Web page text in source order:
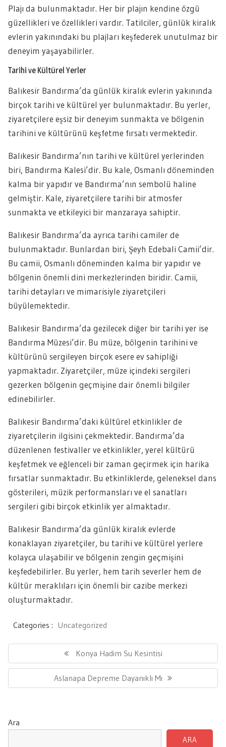
Plajı da bulunmaktadır. Her bir plajın kendine özgü
güzellikleri ve özellikleri vardır. Tatilciler, günlük kiralık
evlerin yakınındaki bu plajları keşfederek unutulmaz bir
deneyim yaşayabilirler.
Tarihi ve Kültürel Yerler
Balıkesir Bandırma’da günlük kiralık evlerin yakınında
birçok tarihi ve kültürel yer bulunmaktadır. Bu yerler,
ziyaretçilere eşsiz bir deneyim sunmakta ve bölgenin
tarihini ve kültürünü keşfetme fırsatı vermektedir.
Balıkesir Bandırma’nın tarihi ve kültürel yerlerinden
biri, Bandırma Kalesi’dir. Bu kale, Osmanlı döneminden
kalma bir yapıdır ve Bandırma’nın sembolü haline
gelmiştir. Kale, ziyaretçilere tarihi bir atmosfer
sunmakta ve etkileyici bir manzaraya sahiptir.
Balıkesir Bandırma’da ayrıca tarihi camiler de
bulunmaktadır. Bunlardan biri, Şeyh Edebali Camii’dir.
Bu camii, Osmanlı döneminden kalma bir yapıdır ve
bölgenin önemli dini merkezlerinden biridir. Camii,
tarihi detayları ve mimarisiyle ziyaretçileri
büyülemektedir.
Balıkesir Bandırma’da gezilecek diğer bir tarihi yer ise
Bandırma Müzesi’dir. Bu müze, bölgenin tarihini ve
kültürünü sergileyen birçok esere ev sahipliği
yapmaktadır. Ziyaretçiler, müze içindeki sergileri
gezerken bölgenin geçmişine dair önemli bilgiler
edinebilirler.
Balıkesir Bandırma’daki kültürel etkinlikler de
ziyaretçilerin ilgisini çekmektedir. Bandırma’da
düzenlenen festivaller ve etkinlikler, yerel kültürü
keşfetmek ve eğlenceli bir zaman geçirmek için harika
fırsatlar sunmaktadır. Bu etkinliklerde, geleneksel dans
gösterileri, müzik performansları ve el sanatları
sergileri gibi birçok etkinlik yer almaktadır.
Balıkesir Bandırma’da günlük kiralık evlerde
konaklayan ziyaretçiler, bu tarihi ve kültürel yerlere
kolayca ulaşabilir ve bölgenin zengin geçmişini
keşfedebilirler. Bu yerler, hem tarih severler hem de
kültür meraklıları için önemli bir cazibe merkezi
oluşturmaktadır.
Categories : Uncategorized
Previous
Post:
Konya Hadim Su Kesintisi
Next
Post:
Aslanapa Depreme Dayanıklı Mı
Ara
ARA